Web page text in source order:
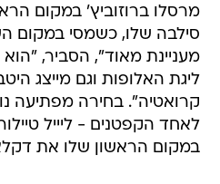
מרסלו ברוזוביץ' במקום
סילבה שלו, כשמסי במקום
מעניינת מאוד", הסביר,
ליגת האלופות וגם מייצג
קרואטיה". בחירה מפתיעה
לאחד הקפטנים - ליייל
במקום הראשון שלו את